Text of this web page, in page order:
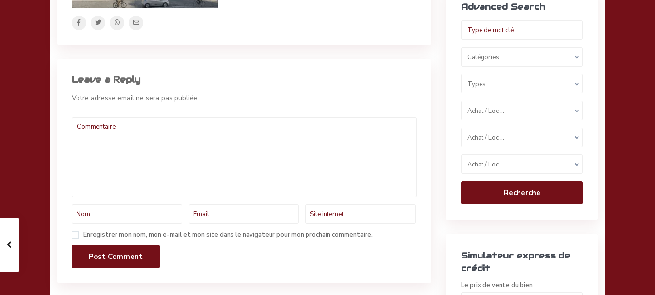
Leave a Reply
Votre adresse email ne sera pas publiée.
Enregistrer mon nom, mon e-mail et mon site dans le navigateur pour mon prochain commentaire.
Advanced Search
Catégories
Types
Achat / Loc …
Achat / Loc …
Achat / Loc …
Recherche
Simulateur express de
crédit
Le prix de vente du bien